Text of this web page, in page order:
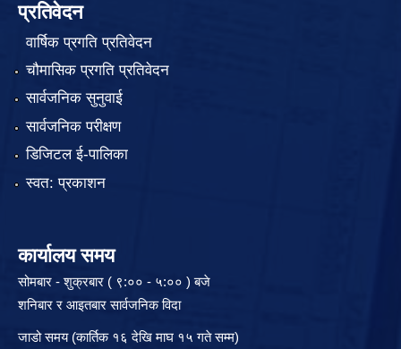
प्रतिवेदन
वार्षिक प्रगति प्रतिवेदन
चौमासिक प्रगति प्रतिवेदन
सार्वजनिक सुनुवाई
सार्वजनिक परीक्षण
डिजिटल ई-पालिका
स्वत: प्रकाशन
कार्यालय समय
सोमबार - शुक्रबार ( ९:०० - ५:०० ) बजे
शनिबार र आइतबार सार्वजनिक विदा
जाडो समय (कार्तिक १६ देखि माघ १५ गते सम्म)